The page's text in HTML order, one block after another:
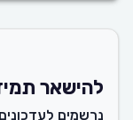
להישאר
נרשמים